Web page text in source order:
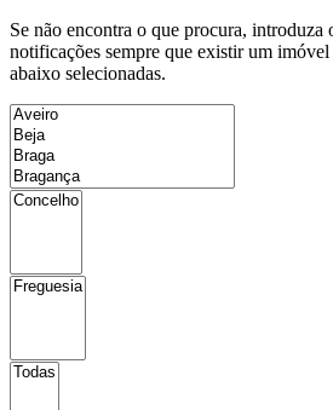
Se não encontra o que procura, introduza
notificações sempre que existir um imóvel
abaixo selecionadas.